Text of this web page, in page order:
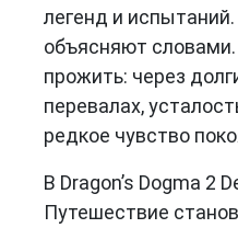
легенд и
объясняют
прожить: через
перевалах,
редкое чувство
В Dragon’s Dogma 2
Путешествие